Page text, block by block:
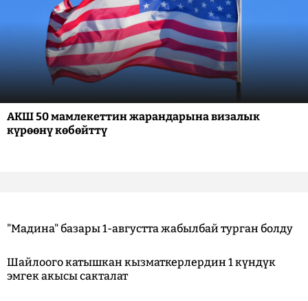
АКШ 50 мамлекеттин жарандарына визалык
күрөөнү көбөйттү
"Мадина" базары 1-августта жабылбай турган болду
Шайлоого катышкан кызматкерлердин 1 күндүк
эмгек акысы сакталат